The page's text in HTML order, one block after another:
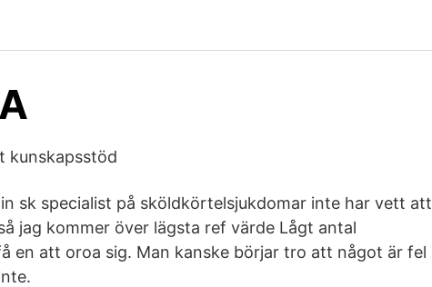
kunskapsstöd
sk specialist på sköldkörtelsjukdomar inte har vett att
jag kommer över lägsta ref värde Lågt antal
en att oroa sig. Man kanske börjar tro att något är fel